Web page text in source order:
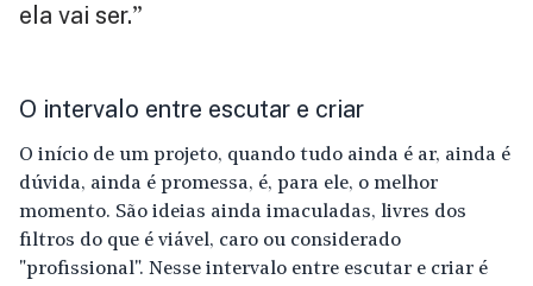
ela vai ser.”
O intervalo entre escutar e criar
O início de um projeto, quando tudo ainda é ar, ainda é
dúvida, ainda é promessa, é, para ele, o melhor
momento. São ideias ainda imaculadas, livres dos
filtros do que é viável, caro ou considerado
"profissional". Nesse intervalo entre escutar e criar é